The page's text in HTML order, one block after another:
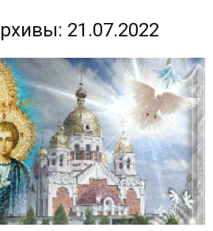
собор
21.07.2022